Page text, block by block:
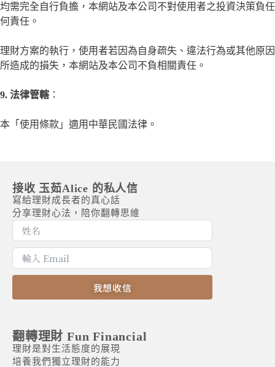
均需完全自行負擔，本網站及本公司不對使用者之投資決策負任
何責任。
理財方案的執行，使用者若因為自身疏失、違法行為或其他原因
所造成的損失，本網站及本公司不負相關責任。
9. 法律管轄 ：
本「使用條款」適用中華民國法律。
翻轉理財 Fun Financial
理財是對生活態度的展現
培養我們獨立理財的能力
接收 玉茹Alice 的私人信
寫給理財成長者的真心話
分享理財心法，陪你翻轉思維
我想收信
t
e
r